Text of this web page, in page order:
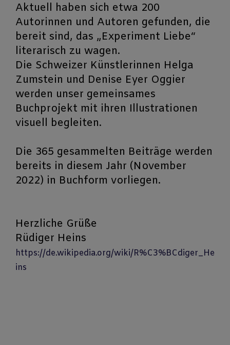
Aktuell haben sich etwa 200
Autorinnen und Autoren gefunden, die
bereit sind, das „Experiment Liebe“
literarisch zu wagen.
Die Schweizer Künstlerinnen Helga
Zumstein und Denise Eyer Oggier
werden unser gemeinsames
Buchprojekt mit ihren Illustrationen
visuell begleiten.
Die 365 gesammelten Beiträge werden
bereits in diesem Jahr (November
2022) in Buchform vorliegen.
Herzliche Grüße
Rüdiger Heins
https://de.wikipedia.org/wiki/R%C3%BCdiger_He
ins